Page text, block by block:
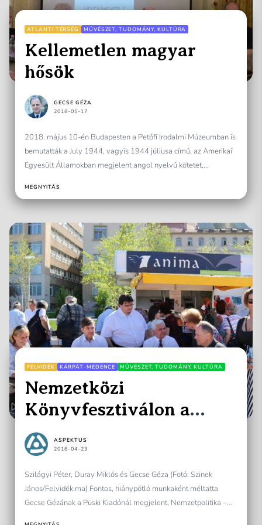
ATLANTI TÉRSÉG MŰVÉSZET, TUDOMÁNY, KULTÚRA
Kellemetlen magyar
hősök
GECSE GÉZA
2018-05-17
2018. május 10-én Budapesten a Petőfi Irodalmi Múzeumban is
bemutatták a July 1944, vagyis 1944 júliusa című, az Amerikai
Egyesült Államokban megjelent angol nyelvű kötetet,...
MEGNYITÁS
FELVIDÉK KÁRPÁT-MEDENCE MŰVÉSZET, TUDOMÁNY, KULTÚRA
Nemzetközi
Könyvfesztiválon a
Millenárison
ASPEKTUS
2018-04-23
Szilágyi Péter, Duray Miklós és Gecse Géza (Fotó: Szinek
János/Felvidék.ma) Fontos, hiánypótló munkaként méltatta
Gecse Gézának a Püski Kiadónál megjelent, Nemzetpolitika –